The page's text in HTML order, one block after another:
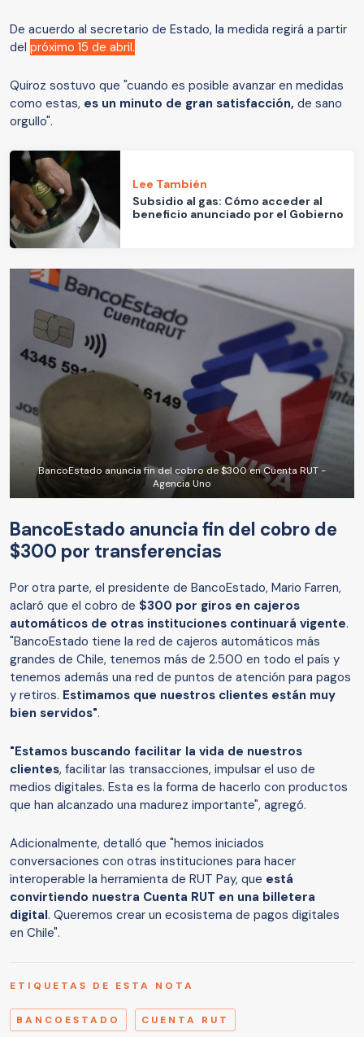
De acuerdo al secretario de Estado, la medida regirá a partir
del próximo 15 de abril.
Quiroz sostuvo que "cuando es posible avanzar en medidas
como estas, es un minuto de gran satisfacción, de sano
orgullo".
Lee También
Subsidio al gas: Cómo acceder al
beneficio anunciado por el Gobierno
BancoEstado anuncia fin del cobro de $300 en Cuenta RUT -
Agencia Uno
BancoEstado anuncia fin del cobro de
$300 por transferencias
Por otra parte, el presidente de BancoEstado, Mario Farren,
aclaró que el cobro de $300 por giros en cajeros
automáticos de otras instituciones continuará vigente.
"BancoEstado tiene la red de cajeros automáticos más
grandes de Chile, tenemos más de 2.500 en todo el país y
tenemos además una red de puntos de atención para pagos
y retiros. Estimamos que nuestros clientes están muy
bien servidos".
"Estamos buscando facilitar la vida de nuestros
clientes, facilitar las transacciones, impulsar el uso de
medios digitales. Esta es la forma de hacerlo con productos
que han alcanzado una madurez importante", agregó.
Adicionalmente, detalló que "hemos iniciados
conversaciones con otras instituciones para hacer
interoperable la herramienta de RUT Pay, que está
convirtiendo nuestra Cuenta RUT en una billetera
digital. Queremos crear un ecosistema de pagos digitales
en Chile".
ETIQUETAS DE ESTA NOTA
BANCOESTADO CUENTA RUT